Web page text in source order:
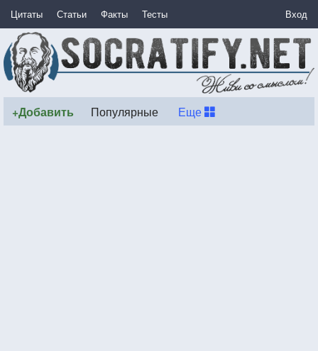
Цитаты Статьи Факты Тесты Вход
+Добавить Популярные Еще